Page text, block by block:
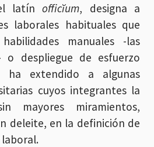
latínofficĭum, designa a
laborales habituales que
manuales -las
o despliegue de esfuerzo
extendido a algunas
cuyos integrantes la
mayores miramientos,
deleite, en la definición de